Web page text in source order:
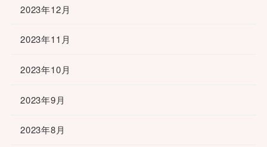
2023年12月
2023年11月
2023年10月
2023年9月
2023年8月